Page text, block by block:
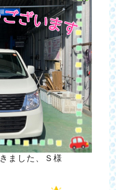
ました、Ｓ様